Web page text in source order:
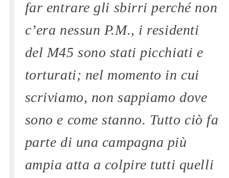
far entrare gli sbirri perché non
c’era nessun P.M., i residenti
del M45 sono stati picchiati e
torturati; nel momento in cui
scriviamo, non sappiamo dove
sono e come stanno. Tutto ciò fa
parte di una campagna più
ampia atta a colpire tutti quelli